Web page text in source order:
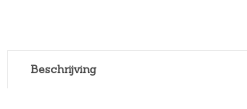
Beschrijving